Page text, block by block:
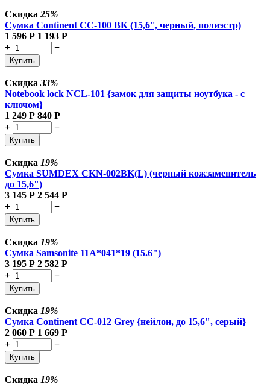
Скидка 25%
Сумка Continent CC-100 BK (15,6'', черный, полиэстр)
1 596 Р 1 193 Р
+
−
Купить
Скидка 33%
Notebook lock NCL-101 {замок для защиты ноутбука - с
ключом}
1 249 Р 840 Р
+
−
Купить
Скидка 19%
Сумка SUMDEX CKN-002BK(L) (черный кожзаменитель
до 15,6")
3 145 Р 2 544 Р
+
−
Купить
Скидка 19%
Сумка Samsonite 11A*041*19 (15.6")
3 195 Р 2 582 Р
+
−
Купить
Скидка 19%
Сумка Continent CC-012 Grey {нейлон, до 15,6", серый}
2 060 Р 1 669 Р
+
−
Купить
Скидка 19%